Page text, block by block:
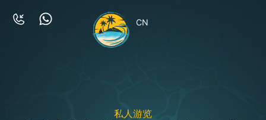
CN
私人游览